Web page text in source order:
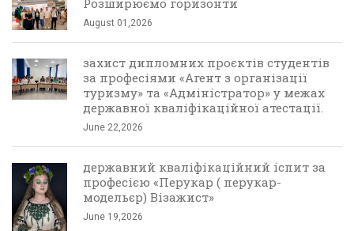
August 01,2026
захист дипломних проєктів студентів
за професіями «Агент з організації
туризму» та «Адміністратор» у межах
державної кваліфікаційної атестації.
June 22,2026
державний кваліфікаційний іспит за
професією «Перукар ( перукар-
модельєр) Візажист»
June 19,2026